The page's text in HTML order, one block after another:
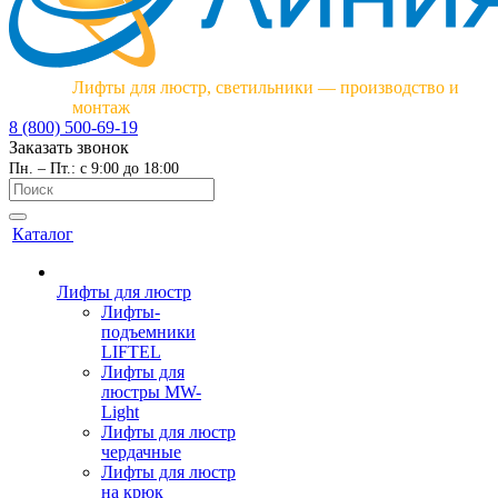
Лифты для люстр, светильники — производство и
монтаж
8 (800) 500-69-19
Заказать звонок
Пн. – Пт.: с 9:00 до 18:00
Каталог
Лифты для люстр
Лифты-
подъемники
LIFTEL
Лифты для
люстры MW-
Light
Лифты для люстр
чердачные
Лифты для люстр
на крюк